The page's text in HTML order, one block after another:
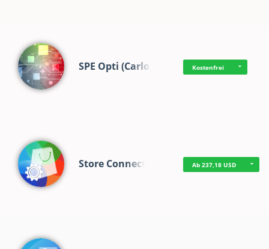
SPE Opti (Carlo) Kostenfrei
Store Connect Ab 237,18 USD